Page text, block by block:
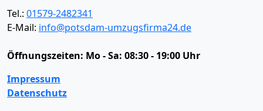
Tel.: 01579-2482341
E-Mail: info@potsdam-umzugsfirma24.de
Öffnungszeiten: Mo - Sa: 08:30 - 19:00 Uhr
Impressum
Datenschutz